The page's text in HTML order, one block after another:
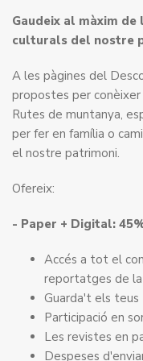
Gaudeix al màxim
culturals del nostre
A les pàgines del
propostes per conèixer
Rutes de muntanya,
per fer en família o
el nostre patrimoni.
Ofereix:
- Paper + Digital:
Accés a tot el
reportatges de
Guarda't els
Participació en
Les revistes en
Despeses